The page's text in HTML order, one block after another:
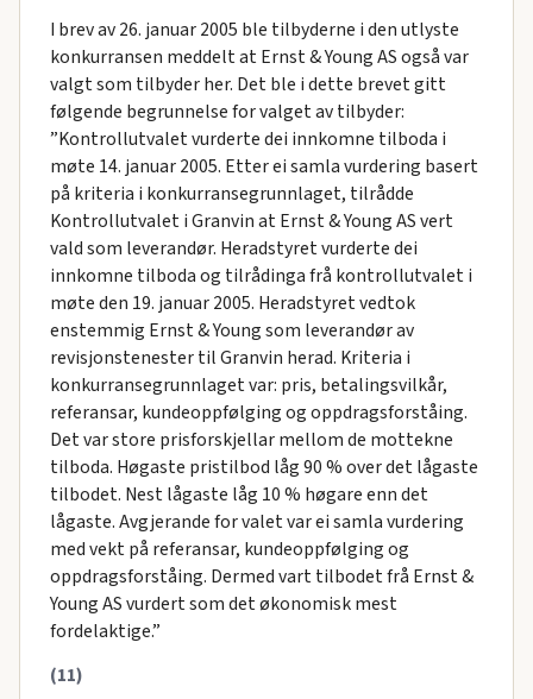
I brev av 26. januar 2005 ble tilbyderne i den utlyste
konkurransen meddelt at Ernst & Young AS også var
valgt som tilbyder her. Det ble i dette brevet gitt
følgende begrunnelse for valget av tilbyder:
”Kontrollutvalet vurderte dei innkomne tilboda i
møte 14. januar 2005. Etter ei samla vurdering basert
på kriteria i konkurransegrunnlaget, tilrådde
Kontrollutvalet i Granvin at Ernst & Young AS vert
vald som leverandør. Heradstyret vurderte dei
innkomne tilboda og tilrådinga frå kontrollutvalet i
møte den 19. januar 2005. Heradstyret vedtok
enstemmig Ernst & Young som leverandør av
revisjonstenester til Granvin herad. Kriteria i
konkurransegrunnlaget var: pris, betalingsvilkår,
referansar, kundeoppfølging og oppdragsforståing.
Det var store prisforskjellar mellom de mottekne
tilboda. Høgaste pristilbod låg 90 % over det lågaste
tilbodet. Nest lågaste låg 10 % høgare enn det
lågaste. Avgjerande for valet var ei samla vurdering
med vekt på referansar, kundeoppfølging og
oppdragsforståing. Dermed vart tilbodet frå Ernst &
Young AS vurdert som det økonomisk mest
fordelaktige.”
(11)